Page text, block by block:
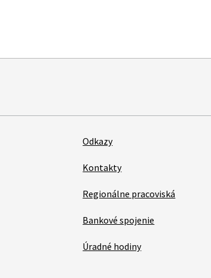
Odkazy
Kontakty
Regionálne pracoviská
Bankové spojenie
Úradné hodiny